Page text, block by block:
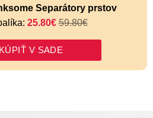
Separátory prstov
25.80€ 59.80€
KÚPIŤ V SADE